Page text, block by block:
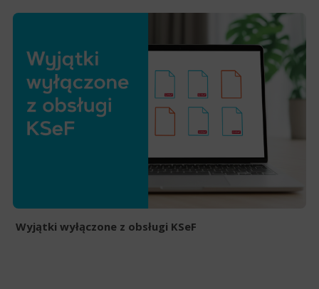
Wyjątki wyłączone z obsługi KSeF